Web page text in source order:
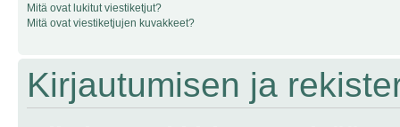
Mitä ovat lukitut viestiketjut?
Mitä ovat viestiketjujen kuvakkeet?
Kirjautumisen ja